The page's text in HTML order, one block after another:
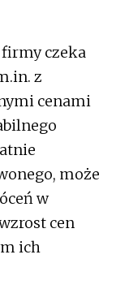
firmy czeka
z
cenami
może
w
cen
ich